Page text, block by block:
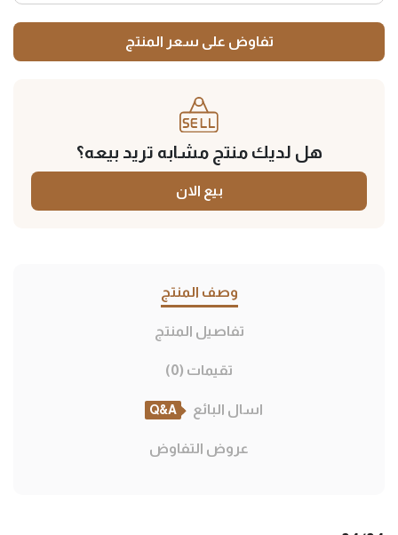
تفاوض على سعر المنتج
هل لديك منتج مشابه تريد بيعه؟
بيع الان
وصف المنتج
تفاصيل المنتج
تقيمات (0)
اسال البائع Q&A
عروض التفاوض